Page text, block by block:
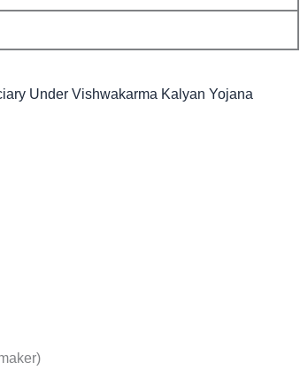
Under Vishwakarma Kalyan Yojana